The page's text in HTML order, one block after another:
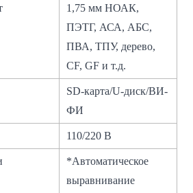
1,75 мм НОАК,
ПЭТГ, АСА, АБС,
ПВА, ТПУ, дерево,
CF, GF и т.д.
SD-карта/U-диск/ВИ-
ФИ
110/220 В
*Автоматическое
выравнивание